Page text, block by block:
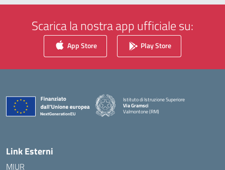
Scarica la nostra app ufficiale su:
App Store Play Store
Istituto di Istruzione Superiore
Via Gramsci
Valmontone (RM)
Link Esterni
MIUR